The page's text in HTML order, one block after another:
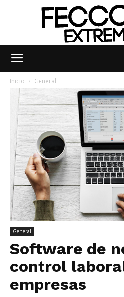
Inicio General
General
Software de
control
empresas